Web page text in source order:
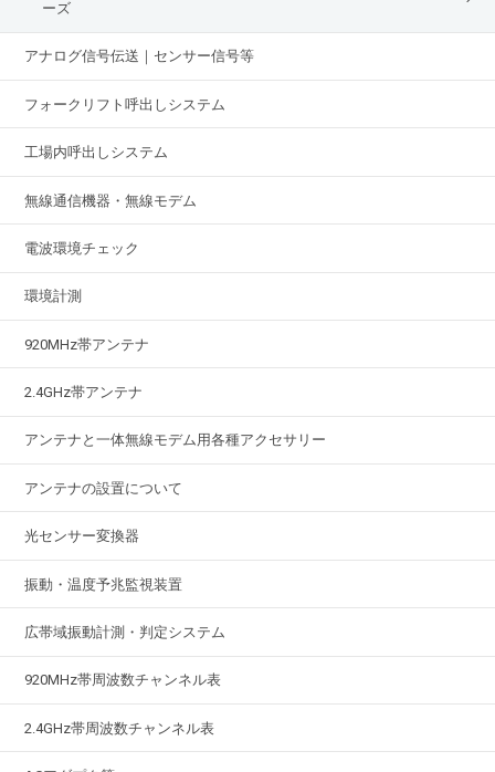
ーズ
アナログ信号伝送｜センサー信号等
フォークリフト呼出しシステム
工場内呼出しシステム
無線通信機器・無線モデム
電波環境チェック
環境計測
920MHz帯アンテナ
2.4GHz帯アンテナ
アンテナと一体無線モデム用各種アクセサリー
アンテナの設置について
光センサー変換器
振動・温度予兆監視装置
広帯域振動計測・判定システム
920MHz帯周波数チャンネル表
2.4GHz帯周波数チャンネル表